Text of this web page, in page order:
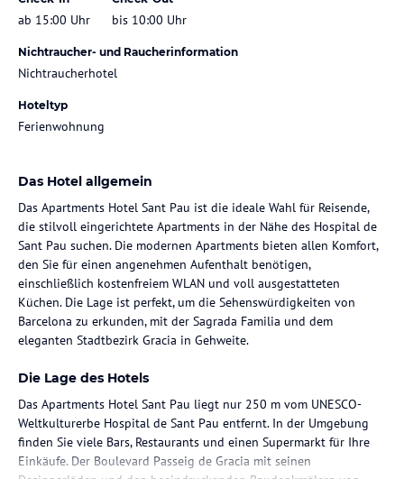
ab 15:00 Uhr bis 10:00 Uhr
Nichtraucher- und Raucherinformation
Nichtraucherhotel
Hoteltyp
Ferienwohnung
Das Hotel allgemein
Das Apartments Hotel Sant Pau ist die ideale Wahl für Reisende,
die stilvoll eingerichtete Apartments in der Nähe des Hospital de
Sant Pau suchen. Die modernen Apartments bieten allen Komfort,
den Sie für einen angenehmen Aufenthalt benötigen,
einschließlich kostenfreiem WLAN und voll ausgestatteten
Küchen. Die Lage ist perfekt, um die Sehenswürdigkeiten von
Barcelona zu erkunden, mit der Sagrada Familia und dem
eleganten Stadtbezirk Gracia in Gehweite.
Die Lage des Hotels
Das Apartments Hotel Sant Pau liegt nur 250 m vom UNESCO-
Weltkulturerbe Hospital de Sant Pau entfernt. In der Umgebung
finden Sie viele Bars, Restaurants und einen Supermarkt für Ihre
Einkäufe. Der Boulevard Passeig de Gracia mit seinen